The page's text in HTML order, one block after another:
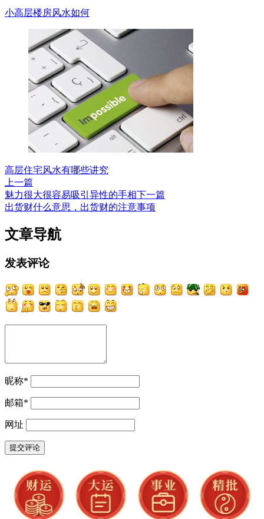
小高层楼房风水如何
高层住宅风水有哪些讲究
上一篇
魅力很大很容易吸引异性的手相下一篇
出货财什么意思，出货财的注意事项
文章导航
发表评论
昵称*
邮箱*
网址